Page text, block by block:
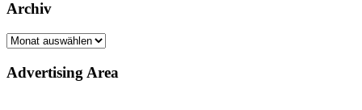
Archiv
Archiv
Advertising Area